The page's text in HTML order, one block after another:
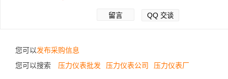
留言 QQ 交谈
您可以发布采购信息
您可以搜索
压力仪表批发 压力仪表公司 压力仪表厂